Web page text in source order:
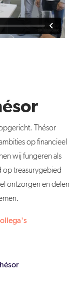
Thésor
op financieel
wij fungeren als
op treasurygebied
ontzorgen en delen